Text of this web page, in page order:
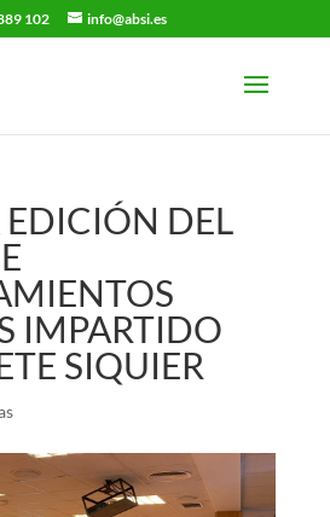
102 info@absi.es
EDICIÓN DEL
IMPARTIDO
SIQUIER